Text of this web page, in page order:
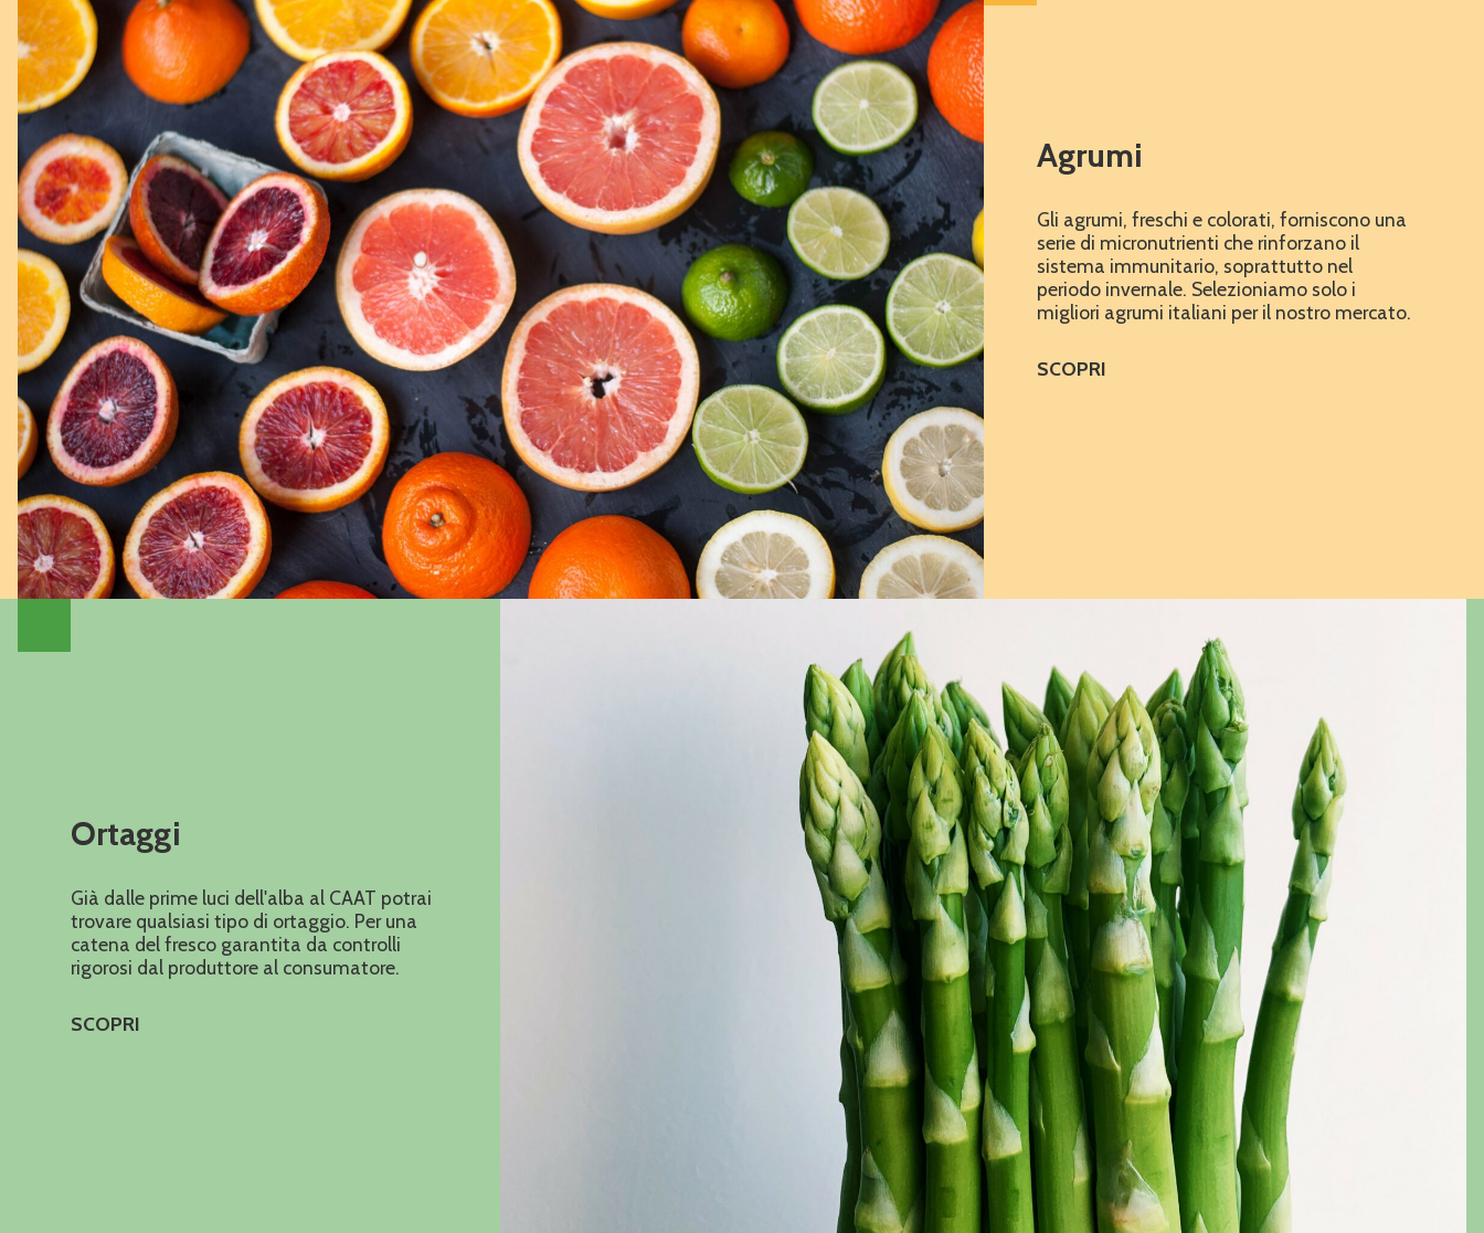
Agrumi
Gli agrumi, freschi e colorati, forniscono una
serie di micronutrienti che rinforzano il
sistema immunitario, soprattutto nel
periodo invernale. Selezioniamo solo i
migliori agrumi italiani per il nostro mercato.
SCOPRI
Ortaggi
Già dalle prime luci dell'alba al CAAT potrai
trovare qualsiasi tipo di ortaggio. Per una
catena del fresco garantita da controlli
rigorosi dal produttore al consumatore.
SCOPRI